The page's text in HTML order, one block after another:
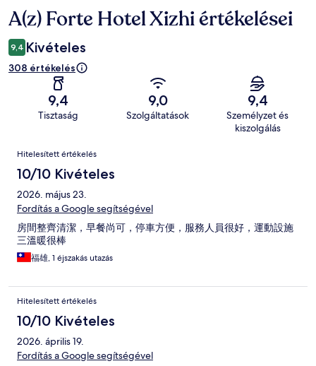
Értékelések
A(z) Forte Hotel Xizhi értékelései
9,4 Kivételes
308 értékelés
9,4
Tisztaság
9,0
Szolgáltatások
9,4
Személyzet és
kiszolgálás
Értékelések
Hitelesített értékelés
10/10 Kivételes
2026. május 23.
Fordítás a Google segítségével
房間整齊清潔，早餐尚可，停車方便，服務人員很好，運動設施
三溫暖很棒
福雄, 1 éjszakás utazás
Hitelesített értékelés
10/10 Kivételes
2026. április 19.
Fordítás a Google segítségével